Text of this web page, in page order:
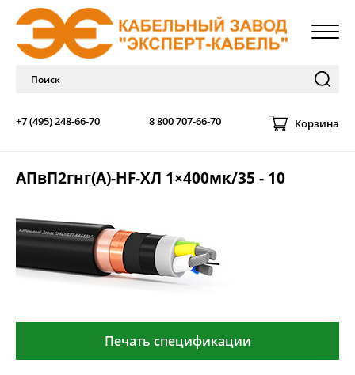
+7 (495) 248-66-70 8 800 707-66-70 Корзина
АПвП2гнг(А)-HF-ХЛ 1×400мк/35 - 10
Печать спецификации